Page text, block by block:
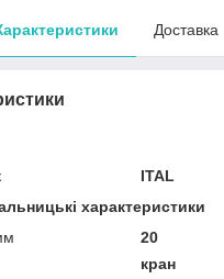
Доставка
ITAL
характеристики
20
кран